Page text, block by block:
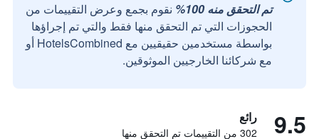
تم التحقق منه 100%
نقوم بجمع وعرض التقييمات من
الحجوزات التي تم التحقق منها فقط والتي تم إجراؤها
بواسطة مستخدمين حقيقيين مع HotelsCombined أو
مع شركائنا الخارجيين الموثوقين.
9.5 رائع
302 من التقييمات تم التحقق منها